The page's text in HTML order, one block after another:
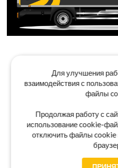
Для улучшения
взаимодействия с
файлы
Продолжая работу с
использование cookie-
отключить файлы cookie